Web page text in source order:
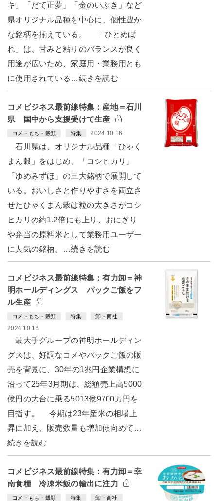
キ」「だて正夢」「金のいぶき」など
県オリジナル品種を中心に、個性豊か
な銘柄を揃えている。 「ひとめぼ
れ」は、甘みと粘りのバランスが良く
用途が広いため、家庭用・業務用とも
に使用されている…続きを読む
コメビジネス最前線特集：産地＝石川
県 国中から支援受けて生産
コメ・もち・穀類 特集 2024.10.16
石川県は、オリジナル品種「ひゃく
まん穀」をはじめ、「コシヒカリ」
「ゆめみずほ」の三大銘柄で展開して
いる。おいしさと作りやすさを両立さ
せたひゃくまん穀は粒の大きさがコシ
ヒカリの約1.2倍にも上り、おにぎり
や弁当の原料米として業務用ユーザー
に人気の銘柄。…続きを読む
コメビジネス最前線特集：有力卸＝神
明ホールディングス パックご飯をフ
ル生産
コメ・もち・穀類 特集 卸・商社
2024.10.16
最大手グループの神明ホールディン
グスは、好調なコメやパックご飯の販
売を背景に、30年の1兆円企業構想に
沿って25年3月期は、総額売上高5000
億円の大台に乗る5013億9700万円を
目指す。 今期は23年産米の相場上
昇に加え、販売数量も増加傾向めて…
続きを読む
コメビジネス最前線特集：有力卸＝幸
南食糧 冷凍米飯の輸出に注力
コメ・もち・穀類 特集 卸・商社